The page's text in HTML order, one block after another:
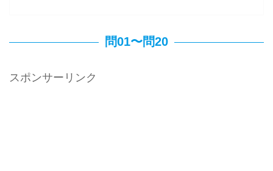
問01〜問20
スポンサーリンク